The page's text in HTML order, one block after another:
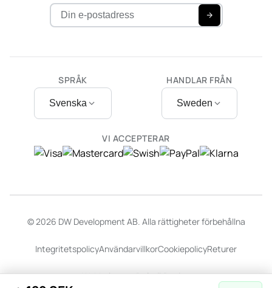
SPRÅK
Svenska
VI ACCEPTERAR
HANDLAR FRÅN
Sweden
© 2026 DW Development AB. Alla rättigheter förbehållna
IntegritetspolicyAnvändarvillkorCookiepolicyReturer
Webbplats avDalarö Design